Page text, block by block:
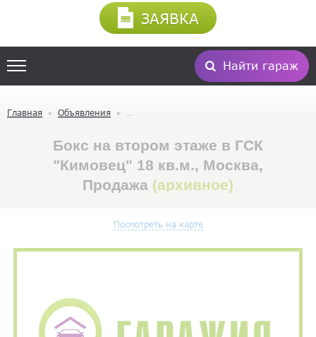
Найти гараж
ЗАЯВКА
Главная Объявления
Бокс на втором этаже в ГСК
"Кимовец" 18 кв.м., Москва,
Продажа (архивное)
Посмотреть на карте